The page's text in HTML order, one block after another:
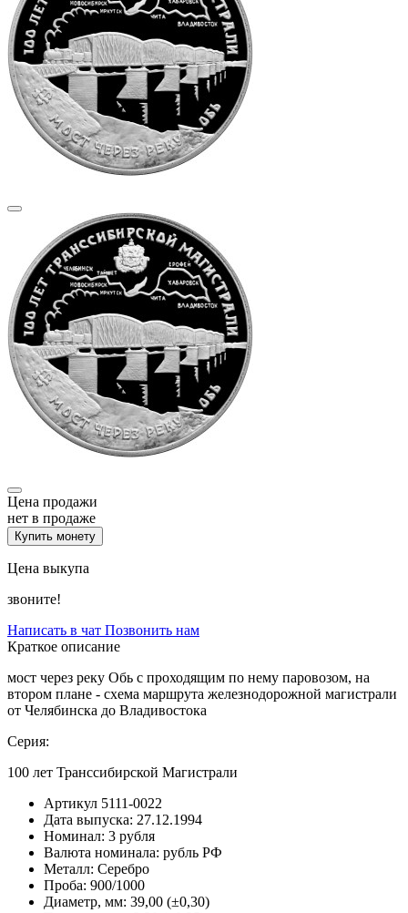
Цена продажи
нет в продаже
Купить монету
Цена выкупа
звоните!
Написать в чат Позвонить нам
Краткое описание
мост через реку Обь с проходящим по нему паровозом, на
втором плане - схема маршрута железнодорожной магистрали
от Челябинска до Владивостока
Серия:
100 лет Транссибирской Магистрали
Артикул 5111-0022
Дата выпуска: 27.12.1994
Номинал: 3 рубля
Валюта номинала: рубль РФ
Металл: Серебро
Проба: 900/1000
Диаметр, мм: 39,00 (±0,30)